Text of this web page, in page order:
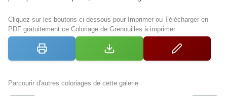
Cliquez sur les boutons ci-dessous pour Imprimer ou Télécharger en
PDF gratuitement ce Coloriage de Grenouilles à imprimer
Parcourir d'autres coloriages de cette galerie